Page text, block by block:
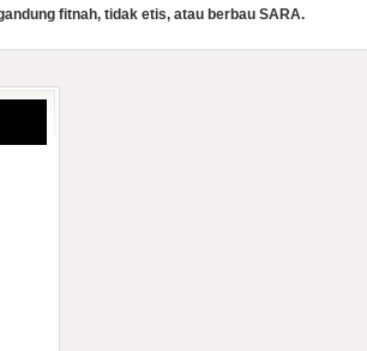
fitnah, tidak etis, atau berbau SARA.